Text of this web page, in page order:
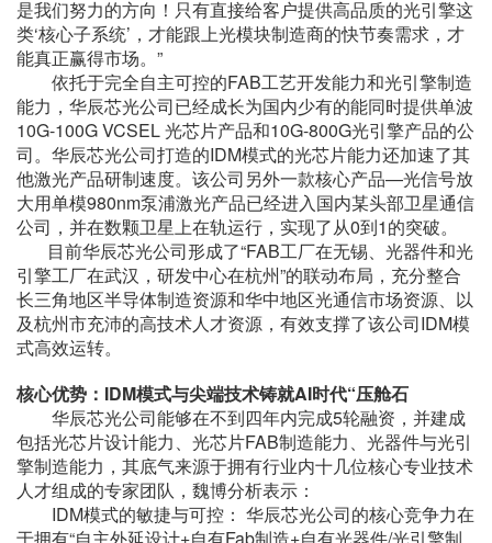
是我们努力的方向！只有直接给客户提供高品质的光引擎这
类‘核心子系统’，才能跟上光模块制造商的快节奏需求，才
能真正赢得市场。”
依托于完全自主可控的FAB工艺开发能力和光引擎制造
能力，华辰芯光公司已经成长为国内少有的能同时提供单波
10G-100G VCSEL 光芯片产品和10G-800G光引擎产品的公
司。华辰芯光公司打造的IDM模式的光芯片能力还加速了其
他激光产品研制速度。该公司另外一款核心产品—光信号放
大用单模980nm泵浦激光产品已经进入国内某头部卫星通信
公司，并在数颗卫星上在轨运行，实现了从0到1的突破。
目前华辰芯光公司形成了“FAB工厂在无锡、光器件和光
引擎工厂在武汉，研发中心在杭州”的联动布局，充分整合
长三角地区半导体制造资源和华中地区光通信市场资源、以
及杭州市充沛的高技术人才资源，有效支撑了该公司IDM模
式高效运转。
核心优势：IDM模式与尖端技术铸就AI时代“压舱石
华辰芯光公司能够在不到四年内完成5轮融资，并建成
包括光芯片设计能力、光芯片FAB制造能力、光器件与光引
擎制造能力，其底气来源于拥有行业内十几位核心专业技术
人才组成的专家团队，魏博分析表示：
IDM模式的敏捷与可控： 华辰芯光公司的核心竞争力在